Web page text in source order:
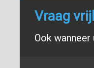
Vraag
Ook